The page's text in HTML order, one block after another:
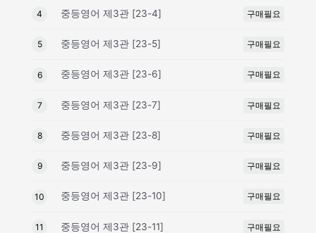
4 중등영어 제3관 [23-4] 구매필요
5 중등영어 제3관 [23-5] 구매필요
6 중등영어 제3관 [23-6] 구매필요
7 중등영어 제3관 [23-7] 구매필요
8 중등영어 제3관 [23-8] 구매필요
9 중등영어 제3관 [23-9] 구매필요
10 중등영어 제3관 [23-10] 구매필요
11 중등영어 제3관 [23-11] 구매필요